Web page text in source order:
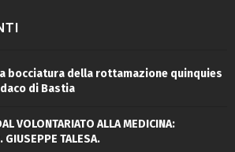
bocciatura della rottamazione quinquies
di Bastia
VOLONTARIATO ALLA MEDICINA:
GIUSEPPE TALESA.